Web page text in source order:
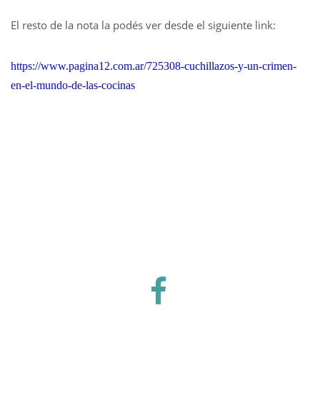
El resto de la nota la podés ver desde el siguiente link:
https://www.pagina12.com.ar/725308-cuchillazos-y-un-crimen-
en-el-mundo-de-las-cocinas